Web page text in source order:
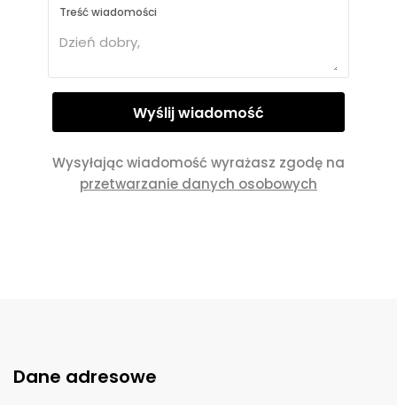
Treść wiadomości
Wysyłając wiadomość wyrażasz zgodę na
przetwarzanie danych osobowych
Dane adresowe